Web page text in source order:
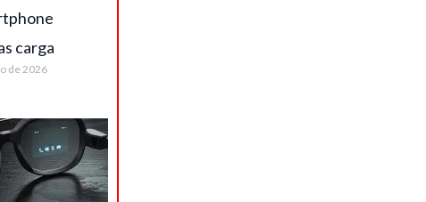
carga
de 2026